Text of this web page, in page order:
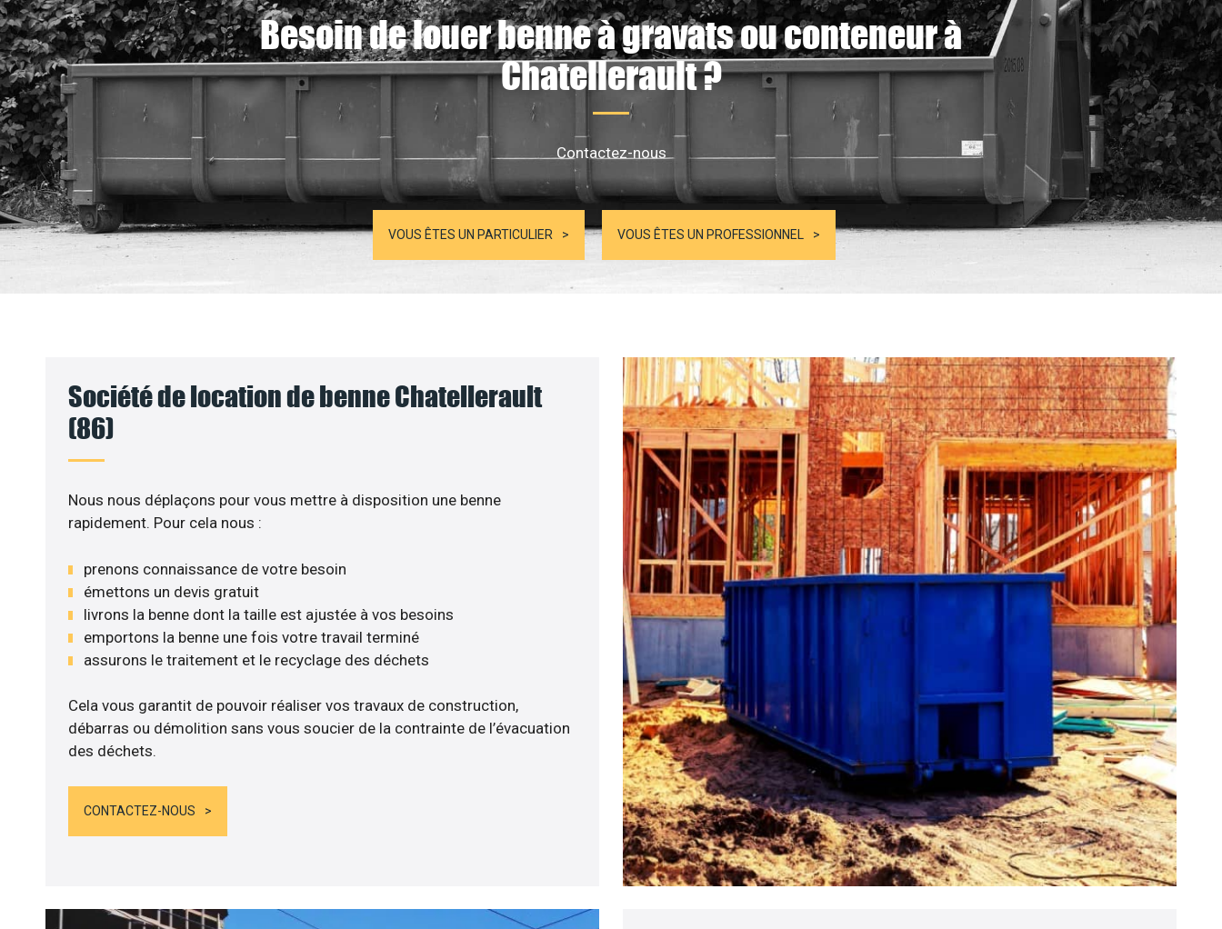
Besoin de louer benne à gravats ou conteneur à
Chatellerault ?
Contactez-nous
VOUS ÊTES UN PARTICULIER VOUS ÊTES UN PROFESSIONNEL
Société de location de benne Chatellerault
(86)
Nous nous déplaçons pour vous mettre à disposition une benne
rapidement. Pour cela nous :
prenons connaissance de votre besoin
émettons un devis gratuit
livrons la benne dont la taille est ajustée à vos besoins
emportons la benne une fois votre travail terminé
assurons le traitement et le recyclage des déchets
Cela vous garantit de pouvoir réaliser vos travaux de construction,
débarras ou démolition sans vous soucier de la contrainte de l’évacuation
des déchets.
CONTACTEZ-NOUS